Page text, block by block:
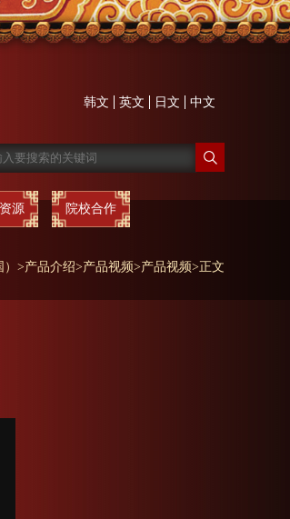
韩文 英文 日文 中文
源 院校合作
>产品介绍>产品视频>产品视频>正文